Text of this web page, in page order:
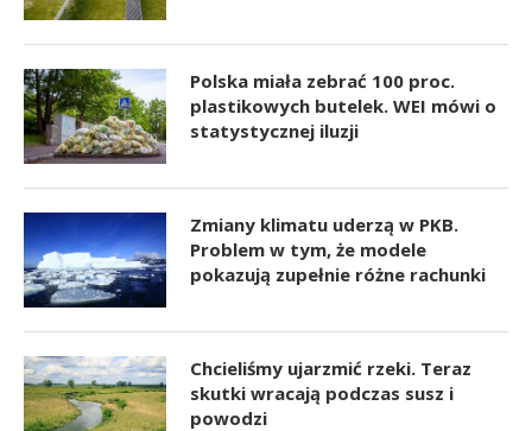
Polska miała zebrać 100 proc.
plastikowych butelek. WEI mówi o
statystycznej iluzji
Zmiany klimatu uderzą w PKB.
Problem w tym, że modele
pokazują zupełnie różne rachunki
Chcieliśmy ujarzmić rzeki. Teraz
skutki wracają podczas susz i
powodzi